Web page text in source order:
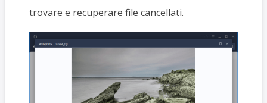
trovare e recuperare file cancellati.